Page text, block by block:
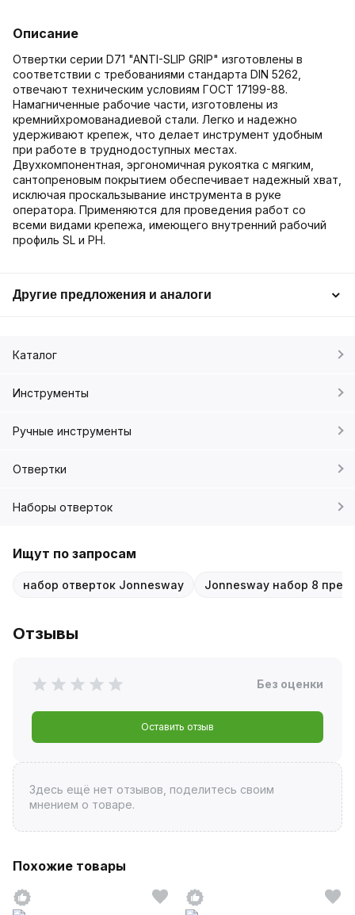
Описание
Отвертки серии D71 "ANTI-SLIP GRIP" изготовлены в
соответствии с требованиями стандарта DIN 5262,
отвечают техническим условиям ГОСТ 17199-88.
Намагниченные рабочие части, изготовлены из
кремнийхромованадиевой стали. Легко и надежно
удерживают крепеж, что делает инструмент удобным
при работе в труднодоступных местах.
Двухкомпонентная, эргономичная рукоятка с мягким,
сантопреновым покрытием обеспечивает надежный хват,
исключая проскальзывание инструмента в руке
оператора. Применяются для проведения работ со
всеми видами крепежа, имеющего внутренний рабочий
профиль SL и PH.
Другие предложения и аналоги
Каталог
Инструменты
Ручные инструменты
Отвертки
Наборы отверток
Ищут по запросам
набор отверток Jonnesway Jonnesway набор 8
Отзывы
Без оценки
Оставить отзыв
Здесь ещё нет отзывов, поделитесь своим
мнением о товаре.
Похожие товары